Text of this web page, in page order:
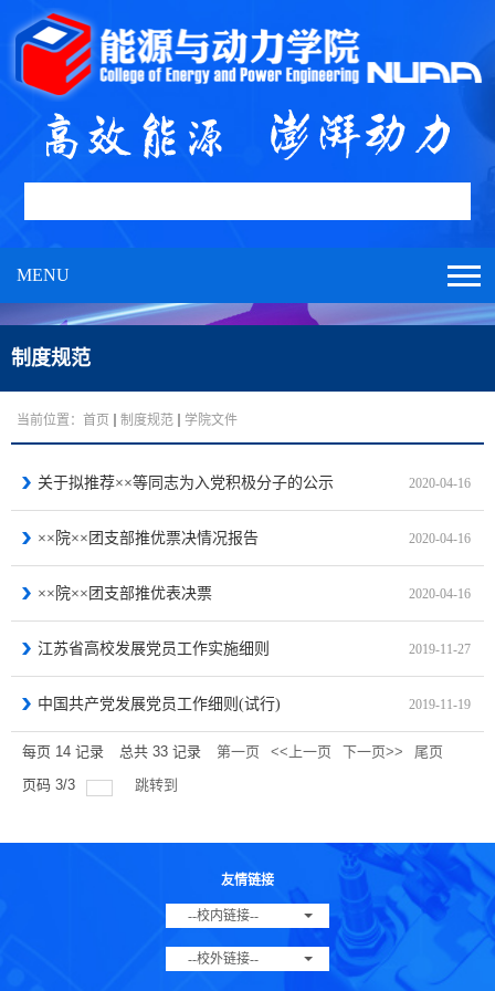
MENU
制度规范
当前位置： 首页 制度规范 学院文件
关于拟推荐××等同志为入党积极分子的公示 2020-04-16
××院××团支部推优票决情况报告 2020-04-16
××院××团支部推优表决票 2020-04-16
江苏省高校发展党员工作实施细则 2019-11-27
中国共产党发展党员工作细则(试行) 2019-11-19
每页 14 记录 总共 33 记录 第一页 <<上一页 下一页>>
尾页
页码 3/3 跳转到
友情链接
--校内链接--
--校外链接--